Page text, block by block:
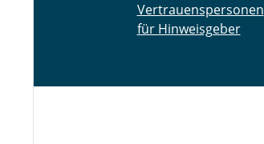
Vertrauenspersonen
für Hinweisgeber